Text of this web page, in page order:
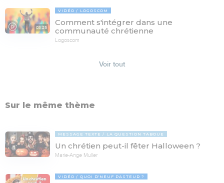
03:25
VIDÉO LOGOSCOM
Comment s'intégrer dans une
communauté chrétienne
Logoscom
Voir tout
Sur le même thème
MESSAGE TEXTE LA QUESTION TABOUE
Un chrétien peut-il fêter Halloween ?
Marie-Ange Muller
VIDÉO QUOI D'NEUF PASTEUR ?